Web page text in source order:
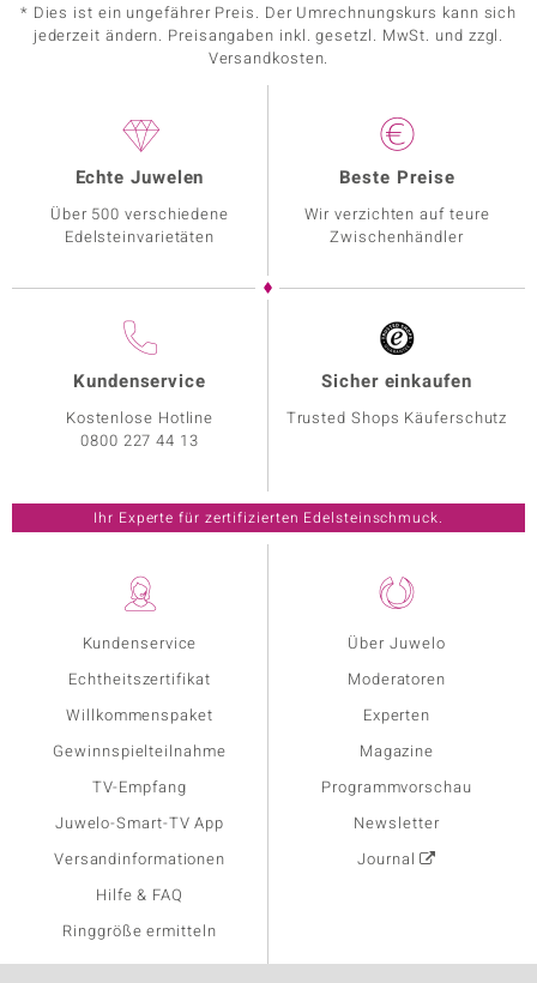
* Dies ist ein ungefährer Preis. Der Umrechnungskurs kann sich
jederzeit ändern. Preisangaben inkl. gesetzl. MwSt. und zzgl.
Versandkosten.
Kundenservice
Echtheitszertifikat
Willkommenspaket
Gewinnspielteilnahme
TV-Empfang
Juwelo-Smart-TV App
Versandinformationen
Hilfe & FAQ
Ringgröße ermitteln
Über Juwelo
Moderatoren
Experten
Magazine
Programmvorschau
Newsletter
Journal
Echte Juwelen
Über 500 verschiedene
Edelsteinvarietäten
Beste Preise
Wir verzichten auf teure
Zwischenhändler
Kundenservice
Kostenlose Hotline
0800 227 44 13
Sicher einkaufen
Trusted Shops Käuferschutz
Ihr Experte für zertifizierten Edelsteinschmuck.